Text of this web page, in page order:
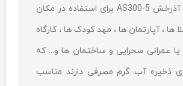
شوفاژکار بلند آذرخش AS300-5 برای استفاده در مکان
ها ، آپارتمان ها ، مهد کودک ها ، کارگاه
عمرانی صحرایی و ساختمان ها و... که
ذخیره آب گرم مصرفی دارند مناسب